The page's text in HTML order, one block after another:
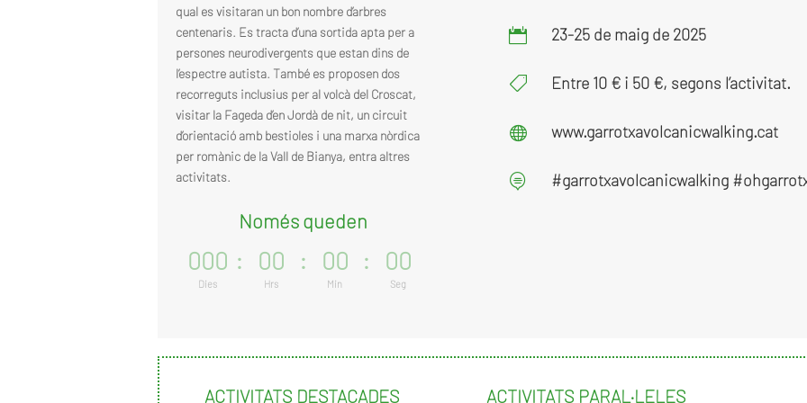
qual es visitaran un bon nombre d’arbres
centenaris. Es tracta d’una sortida apta per a
persones neurodivergents que estan dins de
l’espectre autista. També es proposen dos
recorreguts inclusius per al volcà del Croscat,
visitar la Fageda d’en Jordà de nit, un circuit
d’orientació amb bestioles i una marxa nòrdica
per romànic de la Vall de Bianya, entra altres
activitats.
Només queden
000
Dies
: 00
Hrs
: 00
Min
: 00
Seg
 23-25 de maig de 2025
 Entre 10 € i 50 €, segons l’activitat.
 www.garrotxavolcanicwalking.cat
 #garrotxavolcanicwalking
ACTIVITATS DESTACADES ACTIVITATS PARAL·LELES